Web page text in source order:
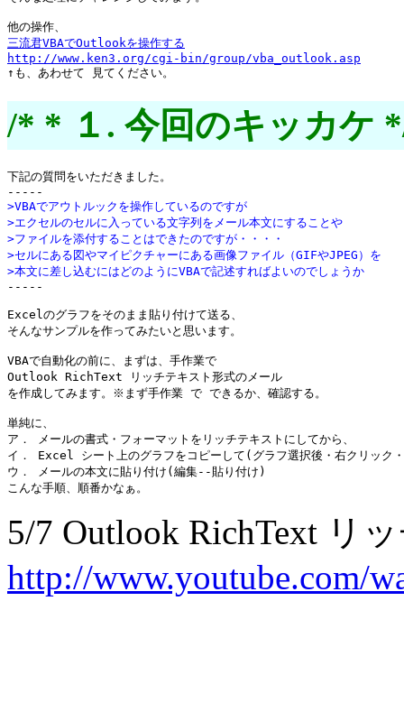
三流君VBAでOutlookを操作する
http://www.ken3.org/cgi-bin/group/vba_outlook.asp
↑も、あわせて 見てください。
/* * １. 今回のキッカケ
下記の質問をいただきました。
>VBAでアウトルックを操作しているのですが
>エクセルのセルに入っている文字列をメール本文にすることや
>ファイルを添付することはできたのですが・・・・
>セルにある図やマイピクチャーにある画像ファイル（GIFやJPEG）を
>本文に差し込むにはどのようにVBAで記述すればよいのでしょうか
-----
Excelのグラフをそのまま貼り付けて送る、
そんなサンプルを作ってみたいと思います。
VBAで自動化の前に、まずは、手作業で
Outlook RichText リッチテキスト形式のメール
を作成してみます。※まず手作業 で できるか、確認する。
単純に、
ア． メールの書式・フォーマットをリッチテキストにしてから、
イ． Excel シート上のグラフをコピーして(グラフ選択後・右クリック
ウ． メールの本文に貼り付け(編集--貼り付け)
5/7 Outlook RichText リ
http://www.youtube.com/